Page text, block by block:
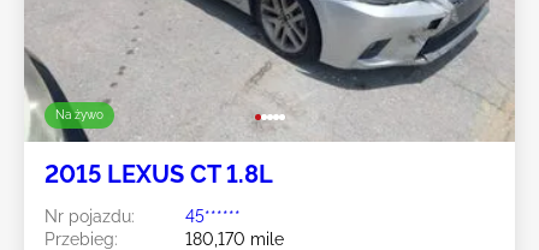
Na żywo
2015 LEXUS CT 1.8L
Nr pojazdu:
45******
Przebieg:
180,170 mile